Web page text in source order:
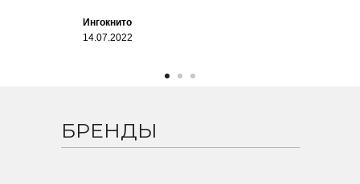
Ингокнито
14.07.2022
БРЕНДЫ